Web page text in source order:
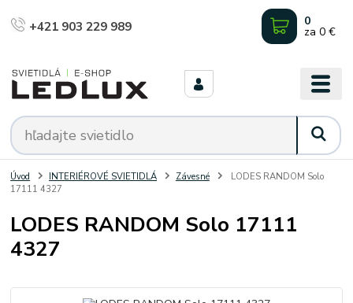
+421 903 229 989 0
za 0 €
Úvod INTERIÉROVÉ SVIETIDLÁ Závesné
LODES RANDOM Solo
17111 4327
LODES RANDOM Solo 17111
4327